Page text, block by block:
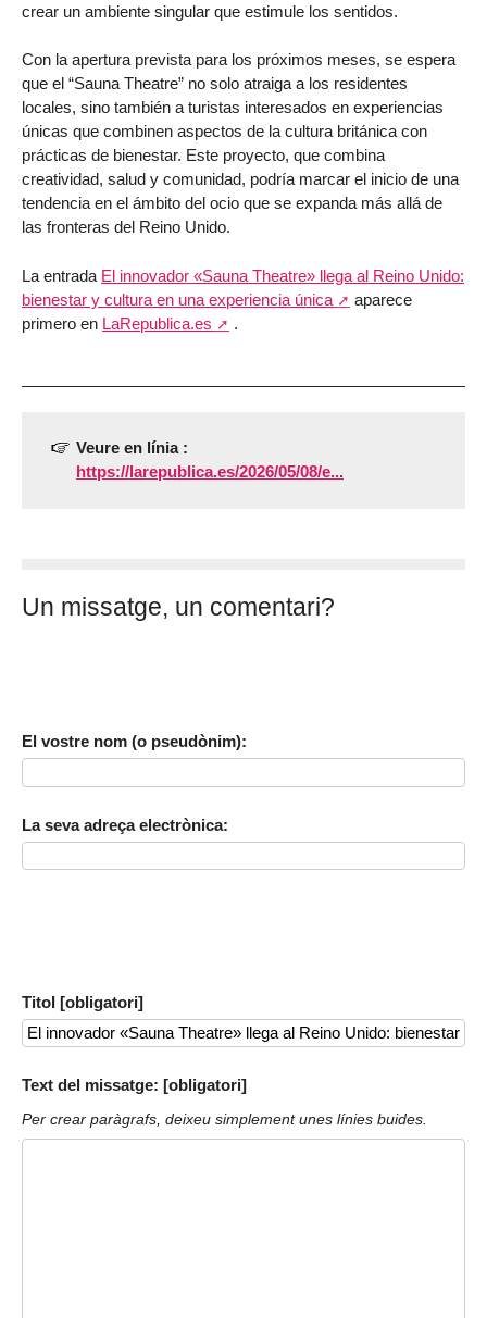
crear un ambiente singular que estimule los sentidos.
Con la apertura prevista para los próximos meses, se espera
que el “Sauna Theatre” no solo atraiga a los residentes
locales, sino también a turistas interesados en experiencias
únicas que combinen aspectos de la cultura británica con
prácticas de bienestar. Este proyecto, que combina
creatividad, salud y comunidad, podría marcar el inicio de una
tendencia en el ámbito del ocio que se expanda más allá de
las fronteras del Reino Unido.
La entrada El innovador «Sauna Theatre» llega al Reino Unido:
bienestar y cultura en una experiencia única
aparece
primero en LaRepublica.es .
Veure en línia :
https://larepublica.es/2026/05/08/e...
Un missatge, un comentari?
El vostre nom (o pseudònim):
La seva adreça electrònica:
Titol [obligatori]
Text del missatge: [obligatori]
Per crear paràgrafs, deixeu simplement unes línies buides.